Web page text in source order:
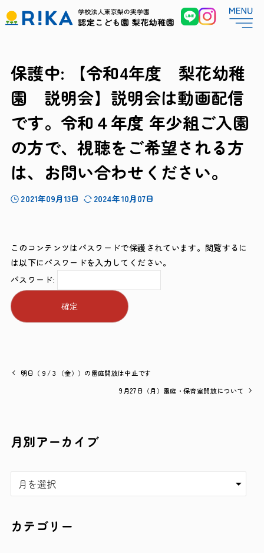
保護中: 【令和4年度 梨花幼稚
園 説明会】説明会は動画配信
です。令和４年度 年少組ご入園
の方で、視聴をご希望される方
は、お問い合わせください。
2021年09月13日 2024年10月07日
このコンテンツはパスワードで保護されています。閲覧するに
は以下にパスワードを入力してください。
パスワード:
明日（９/３（金））の園庭開放は中止です
9月27日（月）園庭・保育室開放について
月別アーカイブ
ブ
カテゴリー